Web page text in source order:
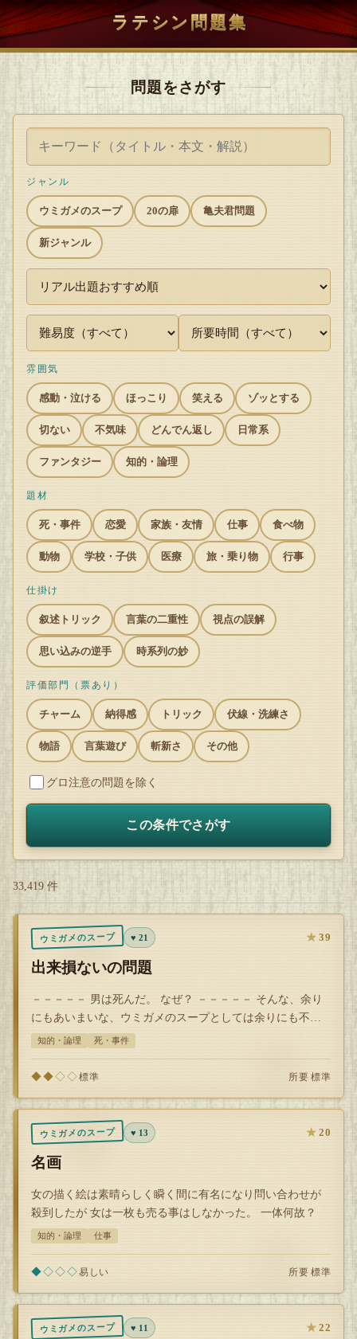
ラテシン問題集
問題をさがす
ジャンル
ウミガメのスープ 20の扉 亀夫君問題
新ジャンル
雰囲気
感動・泣ける ほっこり 笑える ゾッとする
切ない 不気味 どんでん返し 日常系
ファンタジー 知的・論理
題材
死・事件 恋愛 家族・友情 仕事 食べ物
動物 学校・子供 医療 旅・乗り物 行事
仕掛け
叙述トリック 言葉の二重性 視点の誤解
思い込みの逆手 時系列の妙
評価部門（票あり）
チャーム 納得感 トリック 伏線・洗練さ
物語 言葉遊び 斬新さ その他
グロ注意の問題を除く
この条件でさがす
33,419 件
ウミガメのスープ ♥ 21 ★ 39
出来損ないの問題
－－－－－ 男は死んだ。 なぜ？ －－－－－ そんな、余り
にもあいまいな、ウミガメのスープとしては余りにも不出
来な問題を出された女は男に刃を…
知的・論理 死・事件
◆◆◇◇標準 所要 標準
ウミガメのスープ ♥ 13 ★ 20
名画
女の描く絵は素晴らしく瞬く間に有名になり問い合わせが
殺到したが 女は一枚も売る事はしなかった。 一体何故？
知的・論理 仕事
◆◇◇◇易しい 所要 標準
ウミガメのスープ ♥ 11 ★ 22